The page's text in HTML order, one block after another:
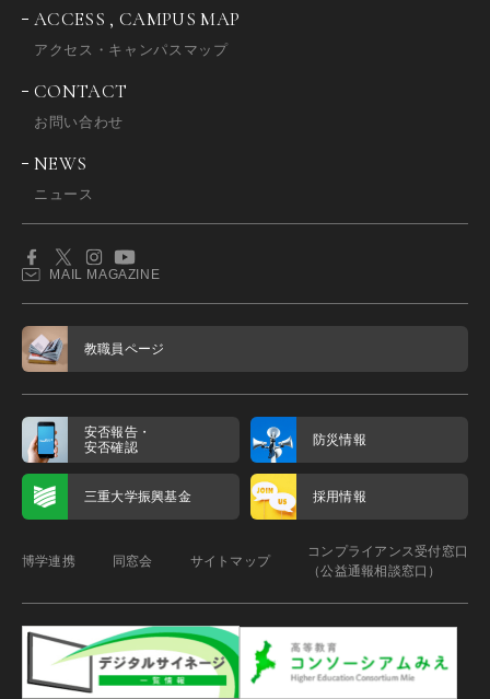
ACCESS , CAMPUS MAP
アクセス・キャンパスマップ
CONTACT
お問い合わせ
NEWS
ニュース
MAIL MAGAZINE
教職員ページ
安否報告・
安否確認
防災情報
三重大学振興基金 採用情報
博学連携 同窓会 サイトマップ
コンプライアンス受付窓口
（公益通報相談窓口）